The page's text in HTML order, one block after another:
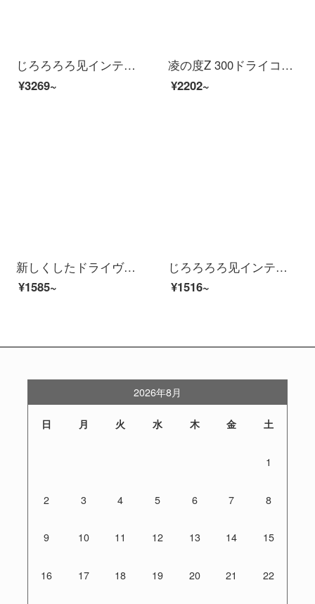
じろろろろ见インテリングナイト见内蔵32 G保存ミニ非表示音响制御SR运动轨迹运転体体験WiFi関连
¥3269~
凌の度Z 300ドライコブダ・ハイビアン夜見の前後にワンヤレスWiFi携帯関連のミニ非表示電子犬Z 300前後ダブル録画携帯関連1296 P（32 G）が記録されています。
¥2202~
新しくしたドライヴレーコダ360度のパノラマ逆画像の前と後のダブル記録ハイビアン光がない夜見は電子犬一体機を持っています。デュランズバッグ
¥1585~
じろろろろ见インテリングナイト见音制非表示イストレーベルWiFi関连数字防ふるえ
¥1516~
2026年8月
日 月 火 水 木 金 土
1
2 3 4 5 6 7 8
9 10 11 12 13 14 15
16 17 18 19 20 21 22